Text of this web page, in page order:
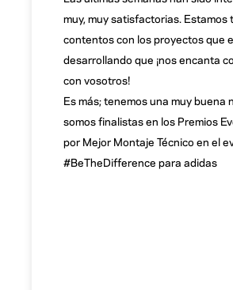
muy, muy satisfactorias. Estamos
contentos con los proyectos que
desarrollando que ¡nos encanta
con vosotros!
Es más; tenemos una muy buena
somos finalistas en los Premios
por Mejor Montaje Técnico en el
#BeTheDifference para adidas